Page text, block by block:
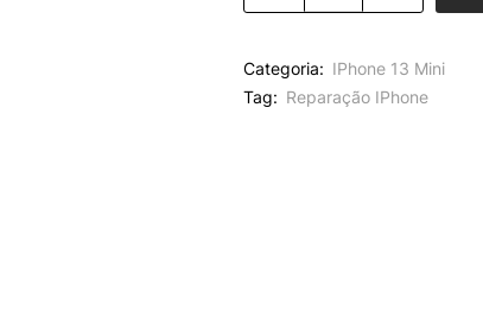
Categoria: IPhone 13 Mini
Tag: Reparação IPhone